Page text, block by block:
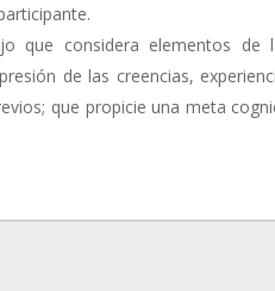
que considera elementos de
de las creencias,
que propicie una meta